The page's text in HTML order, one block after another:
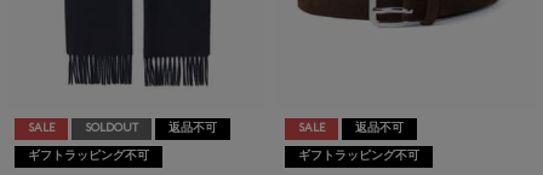
SALE SOLDOUT 返品不可
ギフトラッピング不可
SALE 返品不可
ギフトラッピング不可